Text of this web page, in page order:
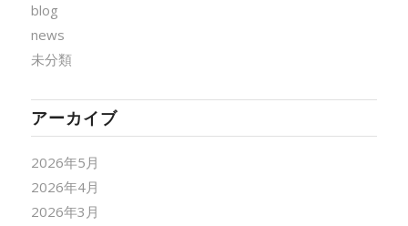
blog
news
未分類
アーカイブ
2026年5月
2026年4月
2026年3月